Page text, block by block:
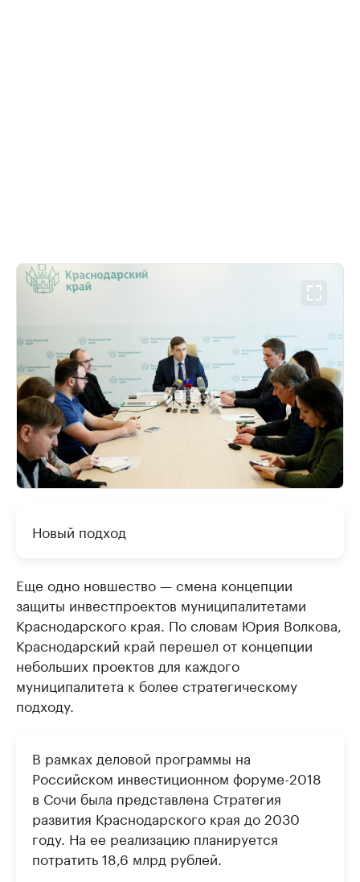
Новый подход
Еще одно новшество — смена концепции
защиты инвестпроектов муниципалитетами
Краснодарского края. По словам Юрия Волкова,
Краснодарский край перешел от концепции
небольших проектов для каждого
муниципалитета к более стратегическому
подходу.
В рамках деловой программы на
Российском инвестиционном форуме-2018
в Сочи была представлена Стратегия
развития Краснодарского края до 2030
году. На ее реализацию планируется
потратить 18,6 млрд рублей.